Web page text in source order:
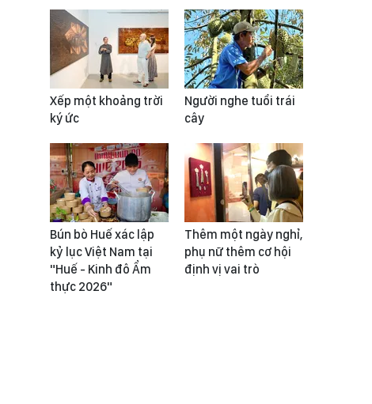
Xếp một khoảng trời
ký ức
Người nghe tuổi trái
cây
Bún bò Huế xác lập
kỷ lục Việt Nam tại
"Huế - Kinh đô Ẩm
thực 2026"
Thêm một ngày nghỉ,
phụ nữ thêm cơ hội
định vị vai trò